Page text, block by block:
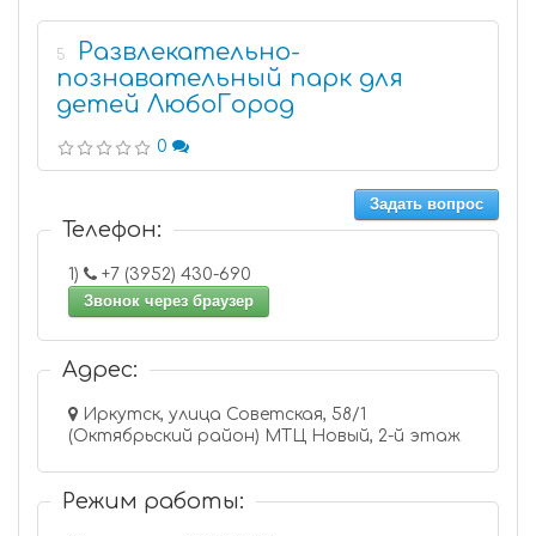
5
Развлекательно-
познавательный парк для
детей ЛюбоГород
0
Задать вопрос
Телефон:
1)
+7 (3952) 430-690
Звонок через браузер
Адрес:
Иркутск, улица Советская, 58/1
(Октябрьский район) МТЦ Новый, 2-й этаж
Режим работы: